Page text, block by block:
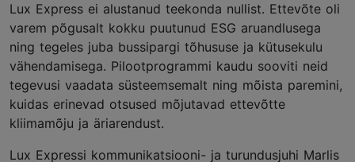
Lux Express ei alustanud teekonda nullist. Ettevõte oli
varem põgusalt kokku puutunud ESG aruandlusega
ning tegeles juba bussipargi tõhususe ja kütusekulu
vähendamisega. Pilootprogrammi kaudu sooviti neid
tegevusi vaadata süsteemsemalt ning mõista paremini,
kuidas erinevad otsused mõjutavad ettevõtte
kliimamõju ja äriarendust.
Lux Expressi kommunikatsiooni- ja turundusjuhi Marlis